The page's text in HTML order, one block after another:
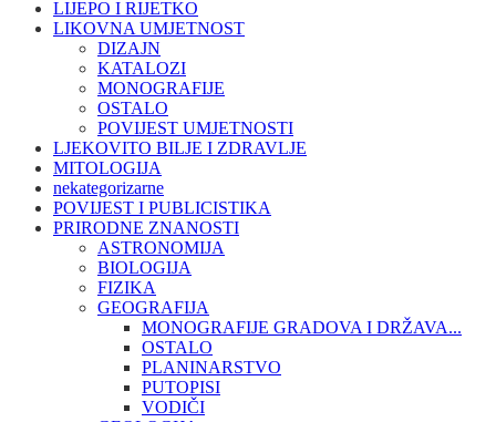
LIJEPO I RIJETKO
LIKOVNA UMJETNOST
DIZAJN
KATALOZI
MONOGRAFIJE
OSTALO
POVIJEST UMJETNOSTI
LJEKOVITO BILJE I ZDRAVLJE
MITOLOGIJA
nekategorizarne
POVIJEST I PUBLICISTIKA
PRIRODNE ZNANOSTI
ASTRONOMIJA
BIOLOGIJA
FIZIKA
GEOGRAFIJA
MONOGRAFIJE GRADOVA I DRŽAVA...
OSTALO
PLANINARSTVO
PUTOPISI
VODIČI